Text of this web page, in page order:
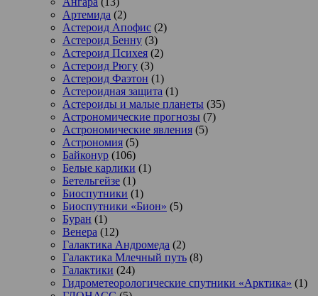
Артемида (2)
Астероид Апофис (2)
Астероид Бенну (3)
Астероид Психея (2)
Астероид Рюгу (3)
Астероид Фаэтон (1)
Астероидная защита (1)
Астероиды и малые планеты (35)
Астрономические прогнозы (7)
Астрономические явления (5)
Астрономия (5)
Байконур (106)
Белые карлики (1)
Бетельгейзе (1)
Биоспутники (1)
Биоспутники «Бион» (5)
Буран (1)
Венера (12)
Галактика Андромеда (2)
Галактика Млечный путь (8)
Галактики (24)
Гидрометеорологические спутники «Арктика» (1)